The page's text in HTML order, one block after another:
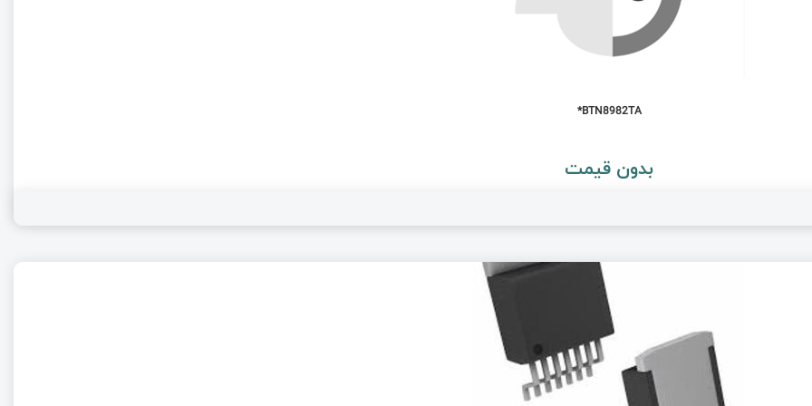
BTN8982TA*
بدون قیمت